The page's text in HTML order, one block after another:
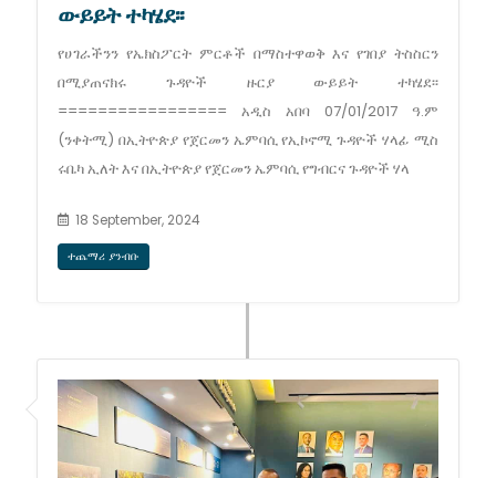
ውይይት ተካሄደ፡፡
የሀገራችንን የኤክስፖርት ምርቶች በማስተዋወቅ እና የገበያ ትስስርን
በሚያጠናክሩ ጉዳዮች ዙርያ ውይይት ተካሄደ፡፡
================= አዲስ አበባ 07/01/2017 ዓ.ም
(ንቀትሚ) በኢትዮጵያ የጀርመን ኤምባሲ የኢኮኖሚ ጉዳዮች ሃላፊ ሚስ
ሩቤካ ኢለት እና በኢትዮጵያ የጀርመን ኤምባሲ የግብርና ጉዳዮች ሃላ
18 September, 2024
ተጨማሪ ያንብቡ